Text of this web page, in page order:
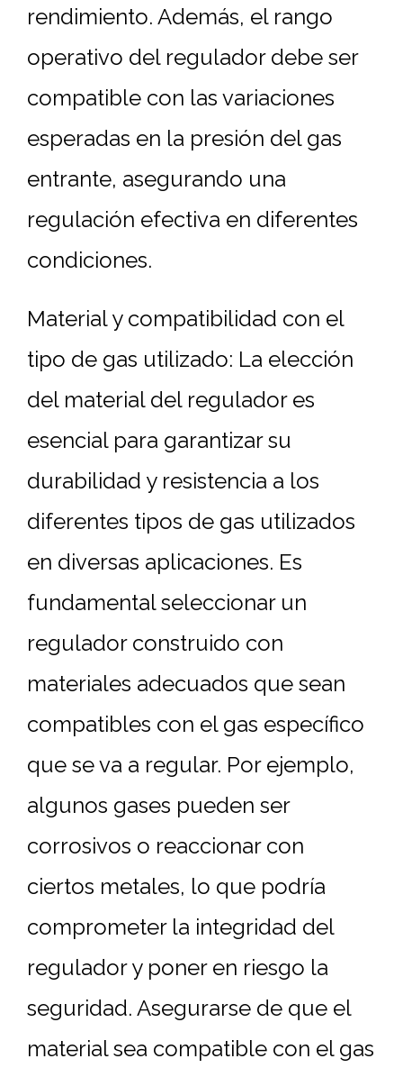
rendimiento. Además, el rango
operativo del regulador debe ser
compatible con las variaciones
esperadas en la presión del gas
entrante, asegurando una
regulación efectiva en diferentes
condiciones.
Material y compatibilidad con el
tipo de gas utilizado: La elección
del material del regulador es
esencial para garantizar su
durabilidad y resistencia a los
diferentes tipos de gas utilizados
en diversas aplicaciones. Es
fundamental seleccionar un
regulador construido con
materiales adecuados que sean
compatibles con el gas específico
que se va a regular. Por ejemplo,
algunos gases pueden ser
corrosivos o reaccionar con
ciertos metales, lo que podría
comprometer la integridad del
regulador y poner en riesgo la
seguridad. Asegurarse de que el
material sea compatible con el gas